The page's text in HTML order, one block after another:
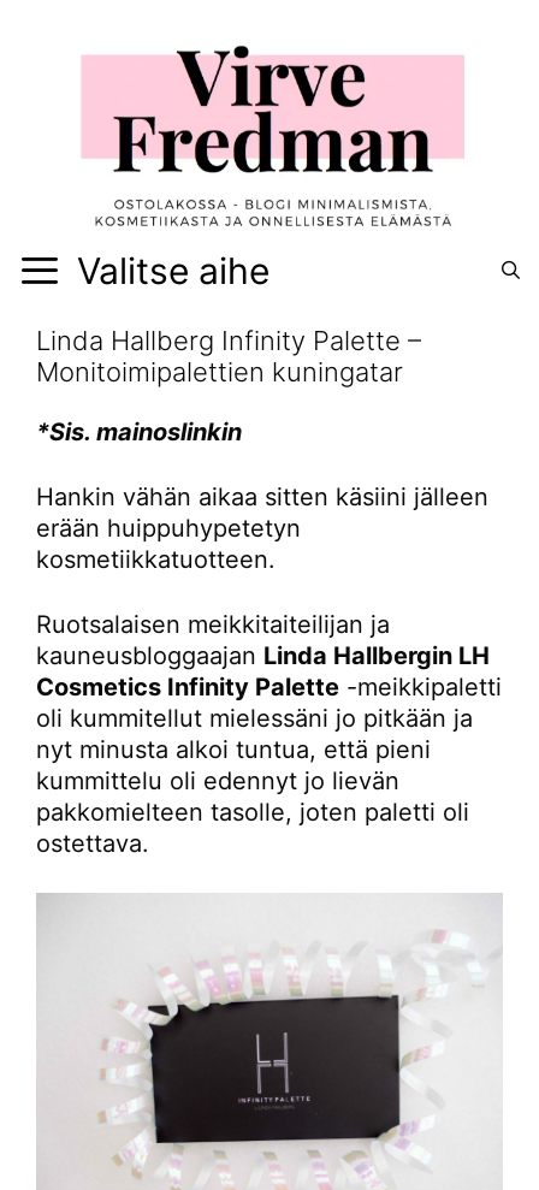
Valitse aihe
Linda Hallberg Infinity Palette –
Monitoimipalettien kuningatar
*Sis. mainoslinkin
Hankin vähän aikaa sitten käsiini jälleen
erään huippuhypetetyn
kosmetiikkatuotteen.
Ruotsalaisen meikkitaiteilijan ja
kauneusbloggaajan Linda Hallbergin LH
Cosmetics Infinity Palette -meikkipaletti
oli kummitellut mielessäni jo pitkään ja
nyt minusta alkoi tuntua, että pieni
kummittelu oli edennyt jo lievän
pakkomielteen tasolle, joten paletti oli
ostettava.